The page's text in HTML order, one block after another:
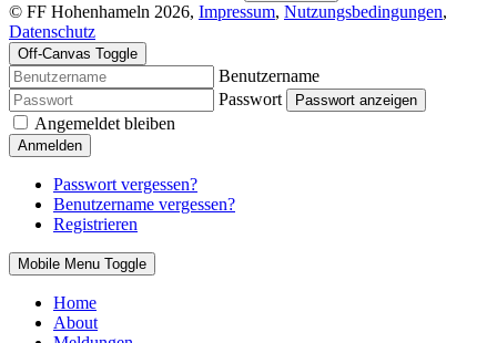
© FF Hohenhameln 2026, Impressum, Nutzungsbedingungen,
Datenschutz
Off-Canvas Toggle
Benutzername
Passwort
Passwort anzeigen
Angemeldet bleiben
Anmelden
Passwort vergessen?
Benutzername vergessen?
Registrieren
Mobile Menu Toggle
Home
About